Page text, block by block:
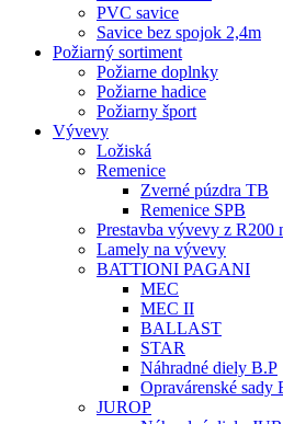
PVC savice
Savice bez spojok 2,4m
Požiarný sortiment
Požiarne doplnky
Požiarne hadice
Požiarny šport
Vývevy
Ložiská
Remenice
Zverné púzdra TB
Remenice SPB
Prestavba vývevy z R200
Lamely na vývevy
BATTIONI PAGANI
MEC
MEC II
BALLAST
STAR
Náhradné diely B.P
Opravárenské sady
JUROP